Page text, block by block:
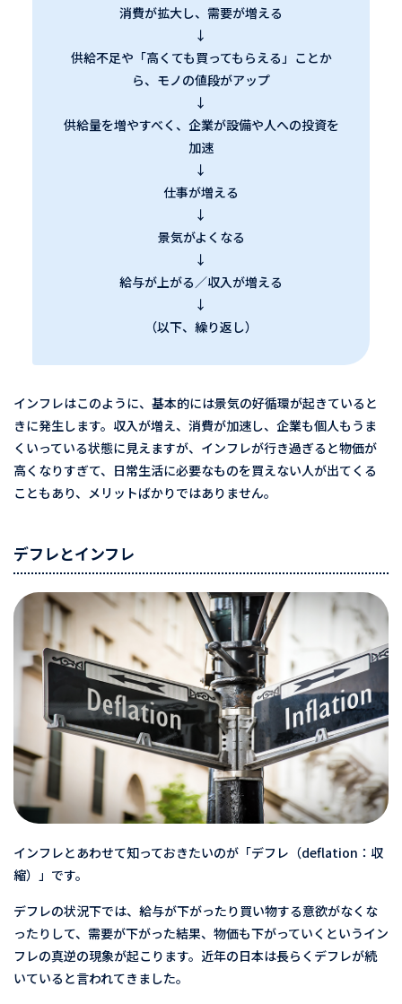
消費が拡大し、需要が増える
↓
供給不足や「高くても買ってもらえる」ことか
ら、モノの値段がアップ
↓
供給量を増やすべく、企業が設備や人への投資を
加速
↓
仕事が増える
↓
景気がよくなる
↓
給与が上がる／収入が増える
↓
（以下、繰り返し）
インフレはこのように、基本的には景気の好循環が起きていると
きに発生します。収入が増え、消費が加速し、企業も個人もうま
くいっている状態に見えますが、インフレが行き過ぎると物価が
高くなりすぎて、日常生活に必要なものを買えない人が出てくる
こともあり、メリットばかりではありません。
デフレとインフレ
インフレとあわせて知っておきたいのが「デフレ（deflation：収
縮）」です。
デフレの状況下では、給与が下がったり買い物する意欲がなくな
ったりして、需要が下がった結果、物価も下がっていくというイン
フレの真逆の現象が起こります。近年の日本は長らくデフレが続
いていると言われてきました。